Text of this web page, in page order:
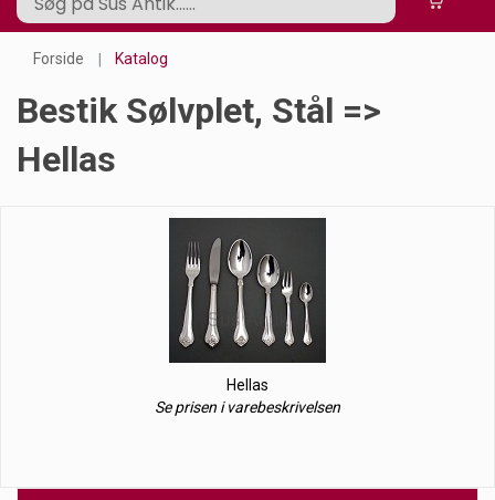
Forside Katalog
Bestik Sølvplet, Stål =>
Hellas
Hellas
Se prisen i varebeskrivelsen